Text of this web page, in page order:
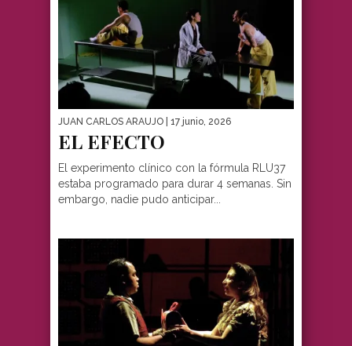
JUAN CARLOS ARAUJO | 17 junio, 2026
EL EFECTO
El experimento clínico con la fórmula RLU37
estaba programado para durar 4 semanas. Sin
embargo, nadie pudo anticipar...